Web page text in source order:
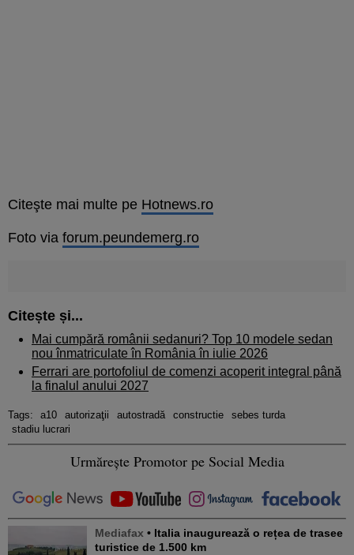
Citeşte mai multe pe Hotnews.ro
Foto via forum.peundemerg.ro
Citește și...
Mai cumpără românii sedanuri? Top 10 modele sedan
nou înmatriculate în România în iulie 2026
Ferrari are portofoliul de comenzi acoperit integral până
la finalul anului 2027
Tags: a10 autorizaţii autostradă constructie
sebes turda
stadiu lucrari
Urmărește Promotor pe Social Media
Mediafax • Italia inaugurează o rețea de trasee
turistice de 1.500 km